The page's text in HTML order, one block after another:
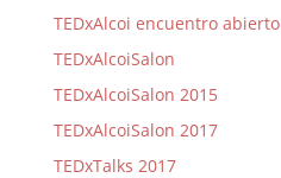
TEDxAlcoi encuentro abierto
TEDxAlcoiSalon
TEDxAlcoiSalon 2015
TEDxAlcoiSalon 2017
TEDxTalks 2017